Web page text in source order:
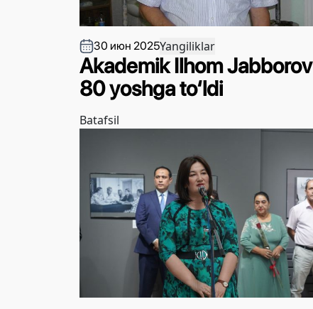
30 июн 2025Yangiliklar
Akademik Ilhom Jabborov
80 yoshga to‘ldi
Batafsil